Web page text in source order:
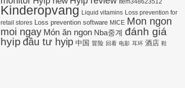
Item348623512
Kinderopvang Liquid vitamins Loss prevention for
retail stores Loss prevention software MICE Mon ngon
moi ngay Món ăn ngon Nba중계 đánh giá
hyip đầu tư hyip 中国 冒险 回看 电影 耳环 酒店 鞋